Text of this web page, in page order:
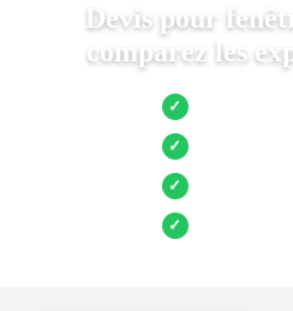
Devis pour
comparez les
✓ Jusqu’à 3 devis
✓ Entreprises
✓ Pose garantie
✓ Aides et primes